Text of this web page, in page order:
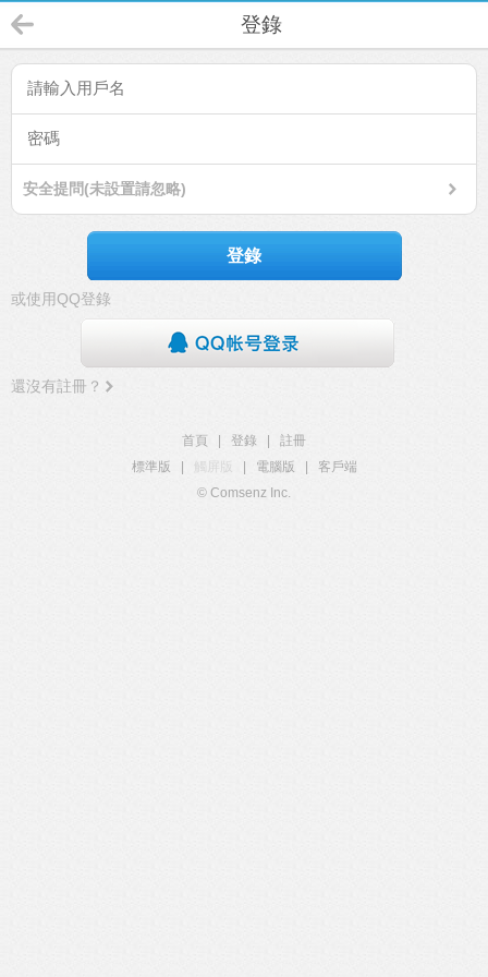
登錄
安全提問(未設置請忽略)
登錄
或使用QQ登錄
還沒有註冊？
首頁 登錄
註冊
標準版
觸屏版 電腦版
客戶端
© Comsenz Inc.